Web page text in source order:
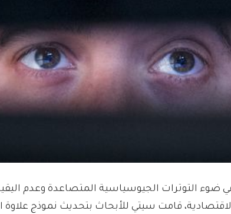
ضوء التوترات الجيوسياسية المتصاعدة وعدم
قامت سيتي للأبحاث بتحديث نموذج علاوة